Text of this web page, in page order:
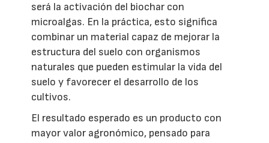
será la activación del biochar con
microalgas. En la práctica, esto significa
combinar un material capaz de mejorar la
estructura del suelo con organismos
naturales que pueden estimular la vida del
suelo y favorecer el desarrollo de los
cultivos.
El resultado esperado es un producto con
mayor valor agronómico, pensado para